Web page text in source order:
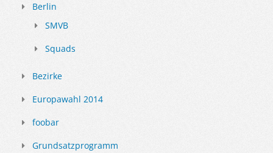
Berlin
SMVB
Squads
Bezirke
Europawahl 2014
foobar
Grundsatzprogramm